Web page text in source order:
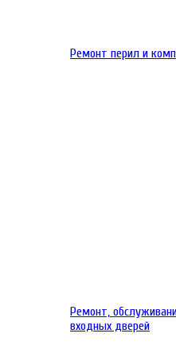
Ремонт перил и
Ремонт,
входных дверей